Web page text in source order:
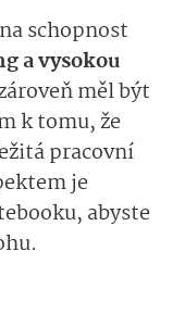
schopnost
a vysokou
měl být
k tomu, že
pracovní
je
abyste